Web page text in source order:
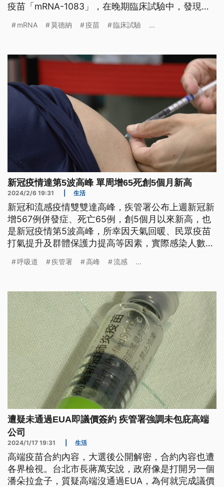
疫苗「mRNA-1083」，在晚期臨床試驗中，發現能
2025年秋季上市。
mRNA 莫德納 疫苗 臨床試驗 ...
新冠疫情達第5波高峰 單周增65死創5個月新高
2024/2/6 19:31 生活
新冠和流感疫情雙雙達高峰，疾管署公布上週新冠新
增567例併發症、死亡65例，創5個月以來新高，也
是新冠疫情第5波高峰，所幸因天氣回暖、民眾疫苗
打氣提升及群體保護力提高等因素，實際感染人數下
案為北部40多歲女性，住院2週仍不治死亡。
呼吸道 疾管署 高峰 流感 ...
遭疑未通過EUA即議價簽約 疾管署強調未包庇高端
公司
2024/1/17 19:31 生活
高端疫苗合約內容，大選後公開解密，合約內容也遭
各界檢視。台北市長蔣萬安說，政府像是打開另一個
潘朵拉盒子，質疑高端沒通過EUA，為何就完成議價